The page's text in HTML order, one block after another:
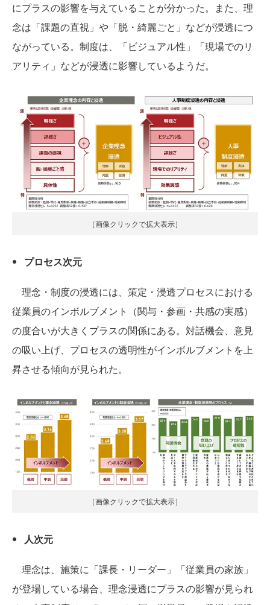
にプラスの影響を与えていることが分かった。また、理
念は「課題の直視」や「脱・綺麗ごと」などが浸透につ
ながっている。制度は、「ビジュアル性」「現場でのリ
アリティ」などが浸透に影響しているようだ。
［画像クリックで拡大表示］
プロセス次元
理念・制度の浸透には、策定・浸透プロセスにおける
従業員のインボルブメント（関与・参画・共感の実感）
の度合いが大きくプラスの関係にある。対話機会、意見
の吸い上げ、プロセスの透明性がインボルブメントを上
昇させる傾向が見られた。
［画像クリックで拡大表示］
人次元
理念は、施策に「課長・リーダー」「従業員の家族」
が登場している場合、理念浸透にプラスの影響が見られ